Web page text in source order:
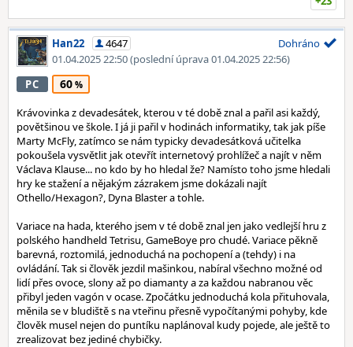
Han22
4647
01.04.2025 22:50(poslední úprava 01.04.2025 22:56)
Dohráno
PC 60
Krávovinka z devadesátek, kterou v té době znal a pařil asi každý,
povětšinou ve škole. I já ji pařil v hodinách informatiky, tak jak píše
Marty McFly, zatímco se nám typicky devadesátková učitelka
pokoušela vysvětlit jak otevřít internetový prohlížeč a najít v něm
Václava Klause... no kdo by ho hledal že? Namísto toho jsme hledali
hry ke stažení a nějakým zázrakem jsme dokázali najít
Othello/Hexagon?, Dyna Blaster a tohle.
Variace na hada, kterého jsem v té době znal jen jako vedlejší hru z
polského handheld Tetrisu, GameBoye pro chudé. Variace pěkně
barevná, roztomilá, jednoduchá na pochopení a (tehdy) i na
ovládání. Tak si člověk jezdil mašinkou, nabíral všechno možné od
lidí přes ovoce, slony až po diamanty a za každou nabranou věc
přibyl jeden vagón v ocase. Zpočátku jednoduchá kola přituhovala,
měnila se v bludiště s na vteřinu přesně vypočítanými pohyby, kde
člověk musel nejen do puntíku naplánoval kudy pojede, ale ještě to
zrealizovat bez jediné chybičky.